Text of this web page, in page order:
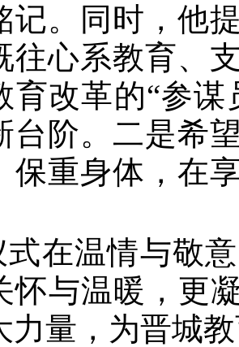
记。同时，他
往心系教育、
育改革的“参
台阶。二是希
保重身体，在
式在温情与敬
怀与温暖，更
力量，为晋城